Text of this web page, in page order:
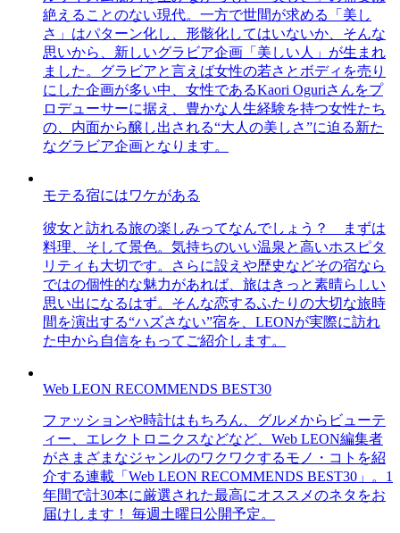
絶えることのない現代。一方で世間が求める「美し
さ」はパターン化し、形骸化してはいないか、そんな
思いから、新しいグラビア企画「美しい人」が生まれ
ました。グラビアと言えば女性の若さとボディを売り
にした企画が多い中、女性であるKaori Oguriさんをプ
ロデューサーに据え、豊かな人生経験を持つ女性たち
の、内面から醸し出される“大人の美しさ”に迫る新た
なグラビア企画となります。
モテる宿にはワケがある
彼女と訪れる旅の楽しみってなんでしょう？ まずは
料理、そして景色。気持ちのいい温泉と高いホスピタ
リティも大切です。さらに設えや歴史などその宿なら
ではの個性的な魅力があれば、旅はきっと素晴らしい
思い出になるはず。そんな恋するふたりの大切な旅時
間を演出する“ハズさない”宿を、LEONが実際に訪れ
た中から自信をもってご紹介します。
Web LEON RECOMMENDS BEST30
ファッションや時計はもちろん、グルメからビューテ
ィー、エレクトロニクスなどなど、Web LEON編集者
がさまざまなジャンルのワクワクするモノ・コトを紹
介する連載「Web LEON RECOMMENDS BEST30」。1
年間で計30本に厳選された最高にオススメのネタをお
届けします！ 毎週土曜日公開予定。